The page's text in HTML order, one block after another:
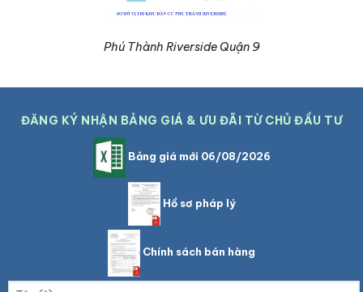
Phú Thành Riverside Quận 9
ĐĂNG KÝ NHẬN BẢNG GIÁ & ƯU ĐÃI TỪ CHỦ ĐẦU TƯ
Bảng giá mới 06/08/2026
Hồ sơ pháp lý
Chính sách bán hàng